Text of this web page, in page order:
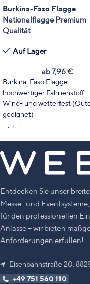
Burkina-Faso Flagge
Nationalflagge Premium
Qualität
Auf Lager
ab7,96€
Burkina-Faso Flagge –
hochwertiger Fahnenstoff
Wind- und wetterfest
geeignet)
Wählen Sie Fahnentyp und
UV-Stabilität
Made in Germany
Entdecken Sie unser
Messe- und
für den professionellen
Anlässe – wir bieten
Anforderungen erfüllen!
Eisenbahnstraße 20,
+49 751 560 110